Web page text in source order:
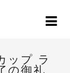
ップ ラ
の御礼